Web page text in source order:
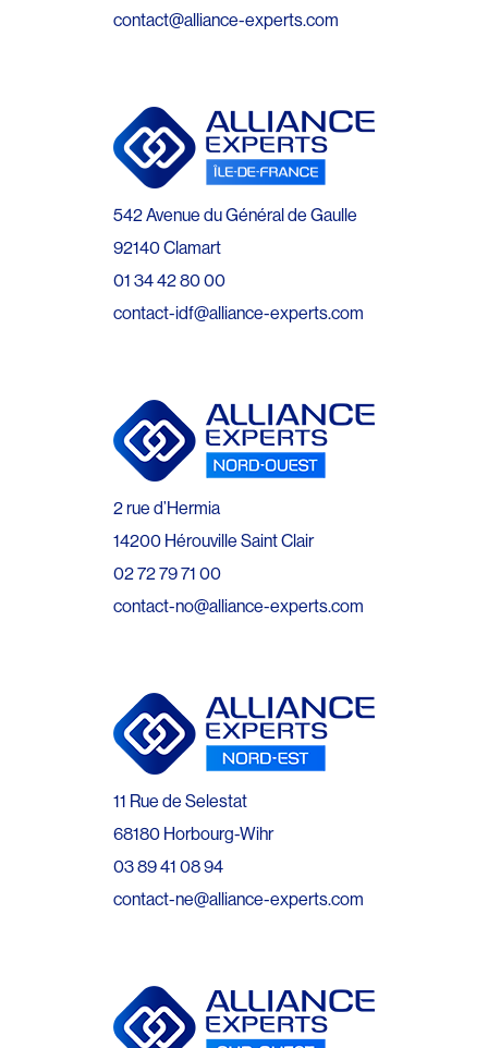
contact@alliance-experts.com
542 Avenue du Général de Gaulle
92140 Clamart
01 34 42 80 00
contact-idf@alliance-experts.com
2 rue d’Hermia
14200 Hérouville Saint Clair
02 72 79 71 00
contact-no@alliance-experts.com
11 Rue de Selestat
68180 Horbourg-Wihr
03 89 41 08 94
contact-ne@alliance-experts.com